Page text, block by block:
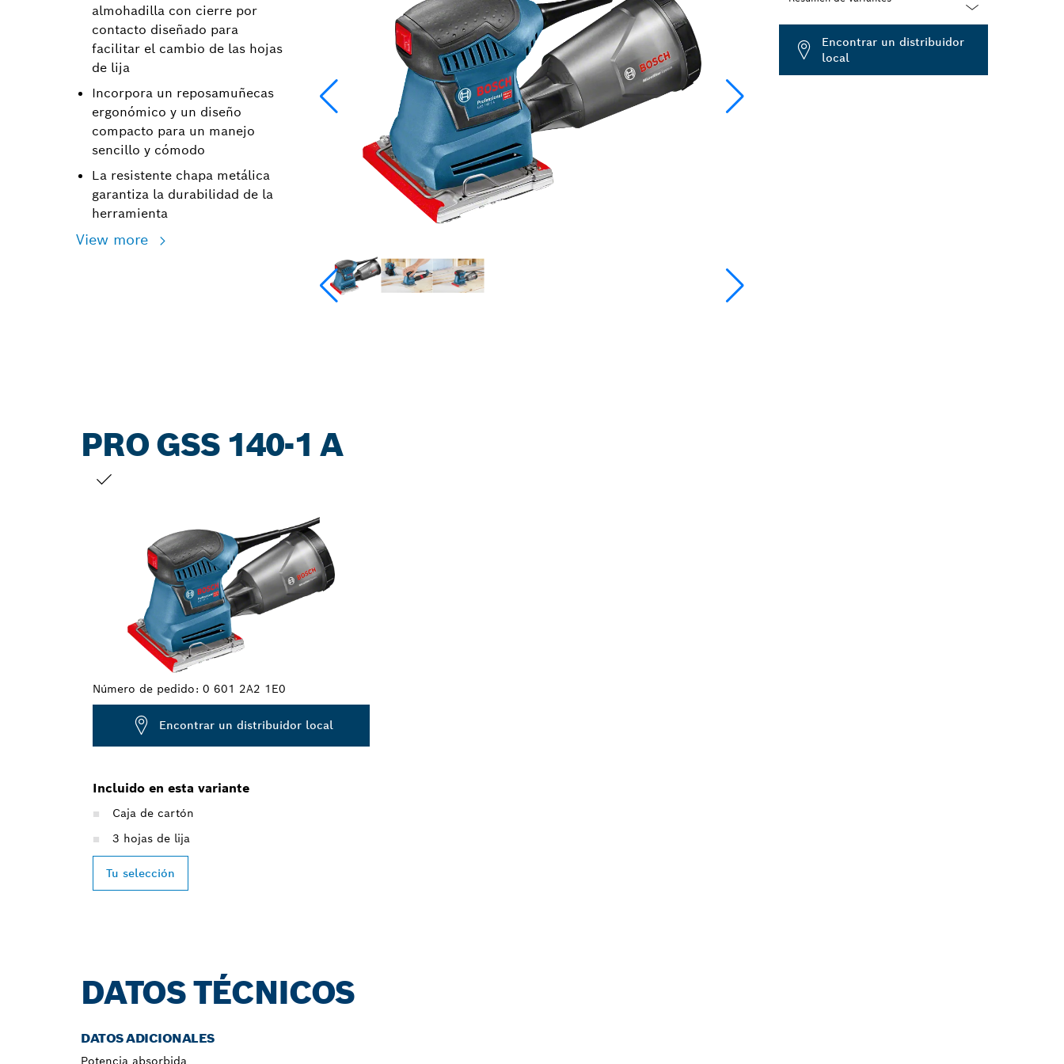
almohadilla con cierre por
contacto diseñado para
facilitar el cambio de las hojas
de lija
Incorpora un reposamuñecas
ergonómico y un diseño
compacto para un manejo
sencillo y cómodo
La resistente chapa metálica
garantiza la durabilidad de la
herramienta
View more
closed
Encontrar un distribuidor
local
PRO GSS 140-1 A
Número de pedido: 0 601 2A2 1E0
Encontrar un distribuidor local
Incluido en esta variante
Caja de cartón
3 hojas de lija
Tu selección
DATOS TÉCNICOS
DATOS ADICIONALES
Potencia absorbida